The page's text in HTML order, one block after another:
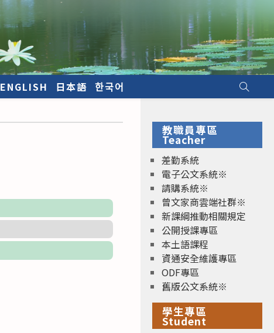
ENGLISH 日本語 한국어
教職員專區
Teacher
差勤系統
電子公文系統※
請購系統※
曾文家商雲端社群※
新課綱推動相關規定
公開授課專區
本土語課程
資通安全維護專區
ODF專區
舊版公文系統※
學生專區
Student